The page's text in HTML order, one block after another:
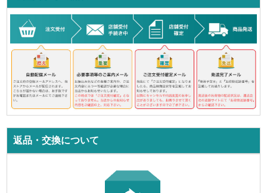
返品・交換について